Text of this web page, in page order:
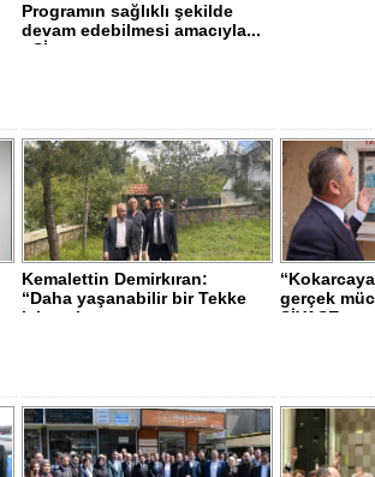
Programın sağlıklı şekilde
devam edebilmesi amacıyla...
- Sİ..
Kemalettin Demirkıran:
“Daha yaşanabilir bir Tekke
için çalı..
gerçek
SİYASE..